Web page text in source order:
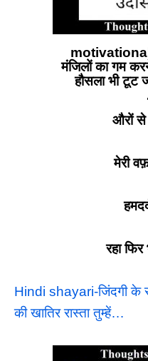
मंजिलों का गम
हौसला भी टूट
औरों से
मेरी
रहा
Hindi shayari-जिंदगी के
की खातिर रास्ता तुम्हें…